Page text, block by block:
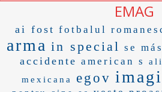
EMAG
ai fost fotbalul
arma in special se más
accidente american s
mexicana
egov